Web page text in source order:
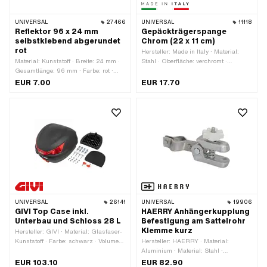
UNIVERSAL 27466
Reflektor 96 x 24 mm
selbstklebend abgerundet
rot
Material: Kunststoff · Breite: 24 mm ·
Gesamtlänge: 96 mm · Farbe: rot ·
Befestigungsart: kleben · Anzahl
EUR 7.00
UNIVERSAL 11118
Gepäckträgerspange
Chrom (22 x 11 cm)
Hersteller: Made in Italy · Material:
Stahl · Oberfläche: verchromt ·
mm
EUR 17.70
UNIVERSAL 26141
GIVI Top Case inkl.
Unterbau und Schloss 28 L
Hersteller: GIVI · Material: Glasfaser-
Kunststoff · Farbe: schwarz · Volumen:
400 mm · Höhe: 300 mm ·
EUR 103.10
UNIVERSAL 19906
HAERRY Anhängerkupplung
Befestigung am Sattelrohr
Klemme kurz
Hersteller: HAERRY · Material:
Aluminium · Material: Stahl ·
Oberfläche: verzinkt (blau) · Ø Kugel:
EUR 82.90